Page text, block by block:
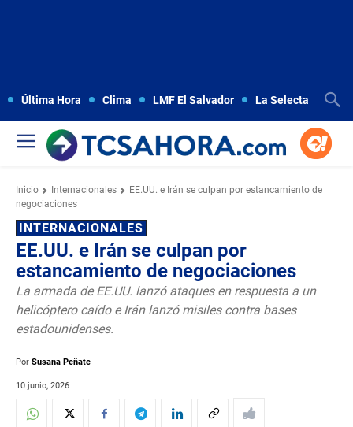
Última Hora Clima LMF El Salvador La Selecta
Inicio Internacionales
EE.UU. e Irán se culpan por estancamiento de
negociaciones
INTERNACIONALES
EE.UU. e Irán se culpan por
estancamiento de negociaciones
La armada de EE.UU. lanzó ataques en respuesta a un
helicóptero caído e Irán lanzó misiles contra bases
estadounidenses.
Por Susana Peñate
10 junio, 2026